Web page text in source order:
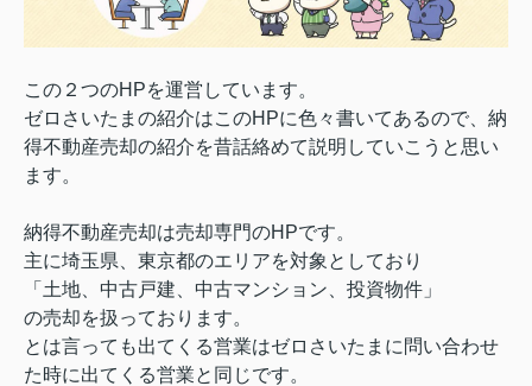
この２つのHPを運営しています。
ゼロさいたまの紹介はこのHPに色々書いてあるので、納
得不動産売却の紹介を昔話絡めて説明していこうと思い
ます。
納得不動産売却は売却専門のHPです。
主に埼玉県、東京都のエリアを対象としており
「土地、中古戸建、中古マンション、投資物件」
の売却を扱っております。
とは言っても出てくる営業はゼロさいたまに問い合わせ
た時に出てくる営業と同じです。